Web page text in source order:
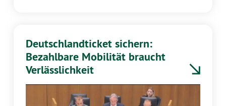
Millionen Euro zusätzlich bereitgestellt. Die
grüne Fraktionsvorsitzende Pia
Schellhammer betont in ihrer Rede vor dem
Landtag am 10. September 2025, dass
funktionierende Kommunen die Grundlage
Deutschlandticket sichern:
Bezahlbare Mobilität braucht
Verlässlichkeit